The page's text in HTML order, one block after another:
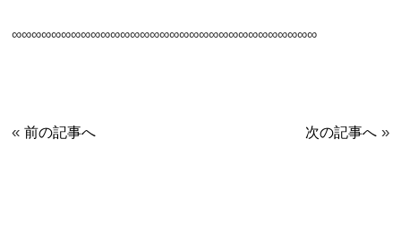
∞∞∞∞∞∞∞∞∞∞∞∞∞∞∞∞∞∞∞∞∞∞∞∞∞∞∞∞∞∞∞
«前の記事へ 次の記事へ»